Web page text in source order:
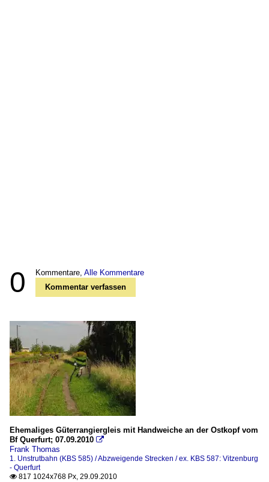
0 Kommentare, Alle Kommentare
Kommentar verfassen
Ehemaliges Güterrangiergleis mit Handweiche an der Ostkopf vom
Bf Querfurt; 07.09.2010 
Frank Thomas
1. Unstrutbahn (KBS 585) / Abzweigende Strecken / ex. KBS 587: Vitzenburg
- Querfurt
 817 1024x768 Px, 29.09.2010